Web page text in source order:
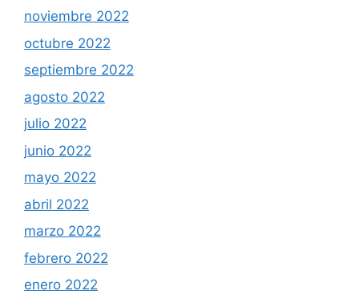
noviembre 2022
octubre 2022
septiembre 2022
agosto 2022
julio 2022
junio 2022
mayo 2022
abril 2022
marzo 2022
febrero 2022
enero 2022